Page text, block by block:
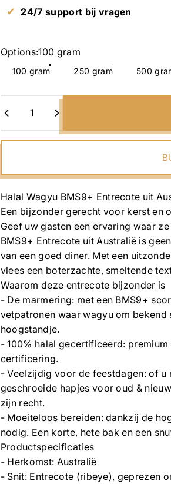
✔ 24/7 support bij vragen
Options
Options:100 gram
100 gram 250 gram 500
Halal Wagyu BMS9+ Entrecote uit
Een bijzonder gerecht voor kerst en
Geef uw gasten een ervaring waar
BMS9+ Entrecote uit Australië is
van een goed diner. Met een
vlees een boterzachte, smeltende
Waarom deze entrecote bijzonder is
- De marmering: met een BMS9+
vetpatronen waar wagyu om bekend
hoogstandje.
- 100% halal gecertificeerd:
certificering.
- Veelzijdig voor de feestdagen: of
geschroeide hapjes voor oud &
zijn recht.
- Moeiteloos bereiden: dankzij de
nodig. Een korte, hete bak en een
Productspecificaties
- Herkomst: Australië
- Snit: Entrecote (ribeye), geprezen